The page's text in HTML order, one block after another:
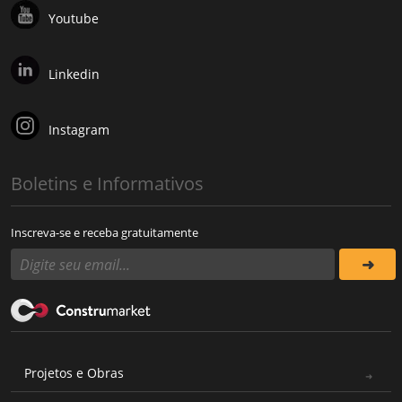
Youtube
Linkedin
Instagram
Boletins e Informativos
Inscreva-se e receba gratuitamente
Projetos e Obras